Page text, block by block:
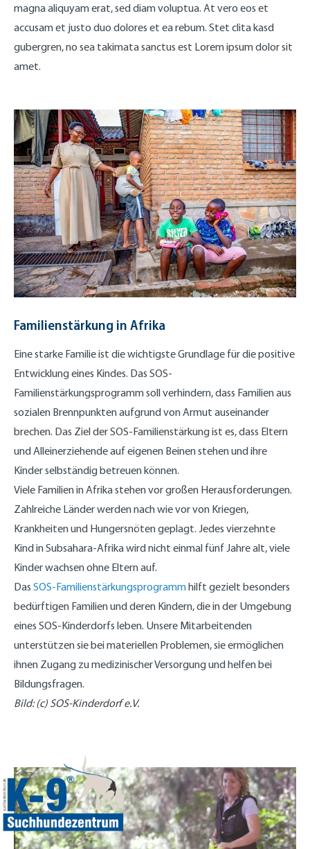
magna aliquyam erat, sed diam voluptua. At vero eos et
accusam et justo duo dolores et ea rebum. Stet clita kasd
gubergren, no sea takimata sanctus est Lorem ipsum dolor sit
amet.
Familienstärkung in Afrika
Eine starke Familie ist die wichtigste Grundlage für die positive
Entwicklung eines Kindes. Das SOS-
Familienstärkungsprogramm soll verhindern, dass Familien aus
sozialen Brennpunkten aufgrund von Armut auseinander
brechen. Das Ziel der SOS-Familienstärkung ist es, dass Eltern
und Alleinerziehende auf eigenen Beinen stehen und ihre
Kinder selbständig betreuen können.
Viele Familien in Afrika stehen vor großen Herausforderungen.
Zahlreiche Länder werden nach wie vor von Kriegen,
Krankheiten und Hungersnöten geplagt. Jedes vierzehnte
Kind in Subsahara-Afrika wird nicht einmal fünf Jahre alt, viele
Kinder wachsen ohne Eltern auf.
Das SOS-Familienstärkungsprogrammhilft gezielt besonders
bedürftigen Familien und deren Kindern, die in der Umgebung
eines SOS-Kinderdorfs leben. Unsere Mitarbeitenden
unterstützen sie bei materiellen Problemen, sie ermöglichen
ihnen Zugang zu medizinischer Versorgung und helfen bei
Bildungsfragen.
Bild: (c) SOS-Kinderdorf e.V.